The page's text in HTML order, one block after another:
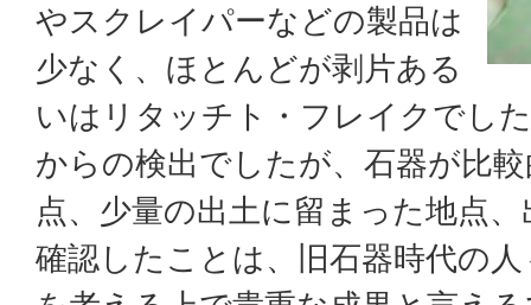
やスクレイパーなどの製品は
少なく、ほとんどが剥片ある
いはリタッチト・フレイクでし
からの検出でしたが、石器が比
点、少量の出土に留まった地点
確認したことは、旧石器時代の